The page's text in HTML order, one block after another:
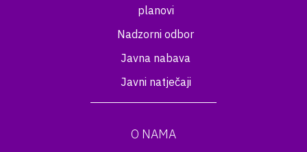
planovi
Nadzorni odbor
Javna nabava
Javni natječaji
O NAMA